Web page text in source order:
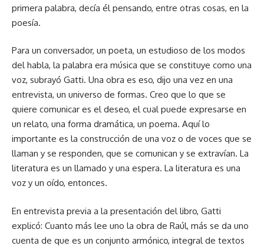
primera palabra, decía él pensando, entre otras cosas, en la
poesía.
Para un conversador, un poeta, un estudioso de los modos
del habla, la palabra era música que se constituye como una
voz, subrayó Gatti. Una obra es eso, dijo una vez en una
entrevista, un universo de formas. Creo que lo que se
quiere comunicar es el deseo, el cual puede expresarse en
un relato, una forma dramática, un poema. Aquí lo
importante es la construcción de una voz o de voces que se
llaman y se responden, que se comunican y se extravían. La
literatura es un llamado y una espera. La literatura es una
voz y un oído, entonces.
En entrevista previa a la presentación del libro, Gatti
explicó: Cuanto más lee uno la obra de Raúl, más se da uno
cuenta de que es un conjunto armónico, integral de textos